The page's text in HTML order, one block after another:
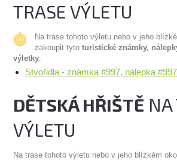
TRASE VÝLETU
Na trase tohoto výletu nebo v jeho
zakoupit tytoturistické známky,
výletky:
Stvořidla - známka #997, nálepka #997
DĚTSKÁ HŘIŠTĚ NA
VÝLETU
Na trase tohoto výletu nebo v jeho blízkém